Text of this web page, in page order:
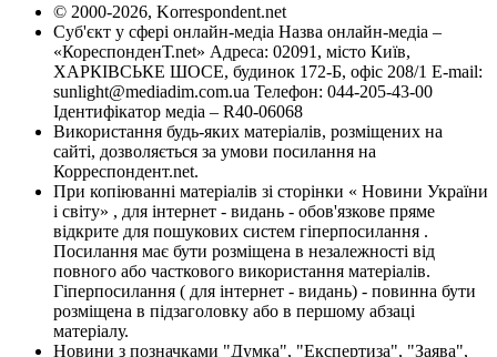
© 2000-2026, Korrespondent.net
Суб'єкт у сфері онлайн-медіа Назва онлайн-медіа –
«КореспонденТ.net» Адреса: 02091, місто Київ,
ХАРКІВСЬКЕ ШОСЕ, будинок 172-Б, офіс 208/1 E-mail:
sunlight@mediadim.com.ua Телефон: 044-205-43-00
Ідентифікатор медіа – R40-06068
Використання будь-яких матеріалів, розміщених на
сайті, дозволяється за умови посилання на
Корреспондент.net.
При копіюванні матеріалів зі сторінки « Новини України
і світу» , для інтернет - видань - обов'язкове пряме
відкрите для пошукових систем гіперпосилання .
Посилання має бути розміщена в незалежності від
повного або часткового використання матеріалів.
Гіперпосилання ( для інтернет - видань) - повинна бути
розміщена в підзаголовку або в першому абзаці
матеріалу.
Новини з позначками "Думка", "Експертиза", "Заява",